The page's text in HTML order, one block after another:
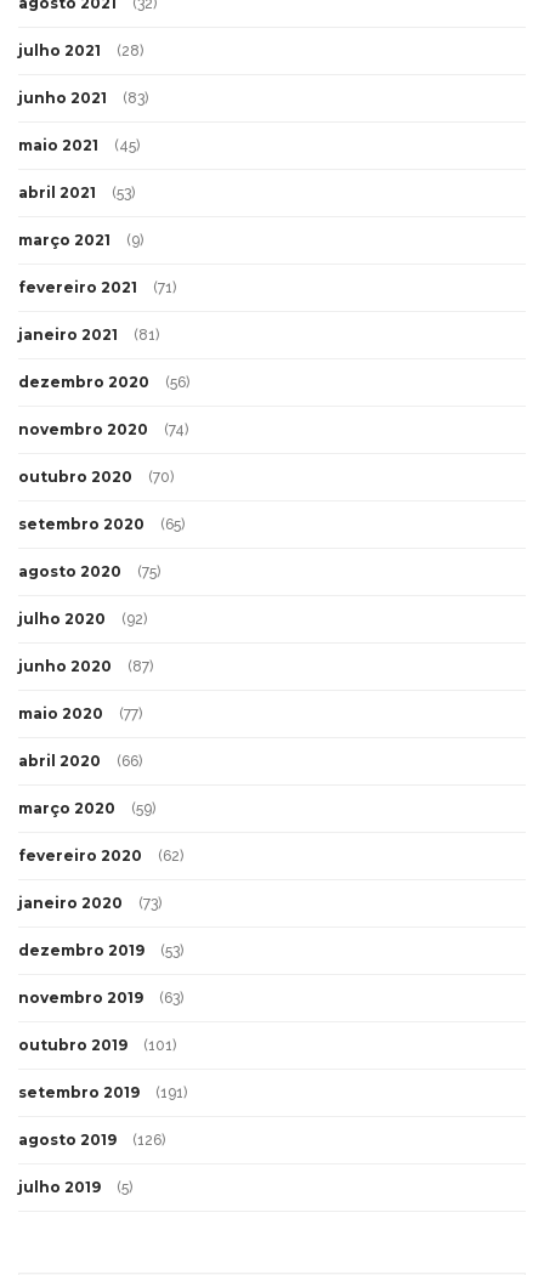
julho 2021 (28)
junho 2021 (83)
maio 2021 (45)
abril 2021 (53)
março 2021 (9)
fevereiro 2021 (71)
janeiro 2021 (81)
dezembro 2020 (56)
novembro 2020 (74)
outubro 2020 (70)
setembro 2020 (65)
agosto 2020 (75)
julho 2020 (92)
junho 2020 (87)
maio 2020 (77)
abril 2020 (66)
março 2020 (59)
fevereiro 2020 (62)
janeiro 2020 (73)
dezembro 2019 (53)
novembro 2019 (63)
outubro 2019 (101)
setembro 2019 (191)
agosto 2019 (126)
julho 2019 (5)